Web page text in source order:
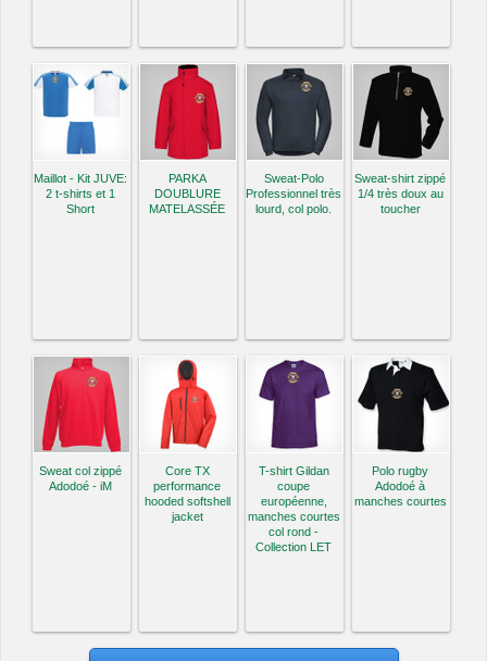
Maillot - Kit JUVE:
2 t-shirts et 1
Short
PARKA
DOUBLURE
MATELASSÉE
Sweat-Polo
Professionnel très
lourd, col polo.
Sweat-shirt zippé
1/4 très doux au
toucher
Sweat col zippé
Adodoé - iM
Core TX
performance
hooded softshell
jacket
T-shirt Gildan
coupe
européenne,
manches courtes
col rond -
Collection LET
Polo rugby
Adodoé à
manches courtes